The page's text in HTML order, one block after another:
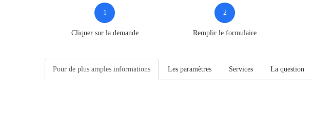
1
Cliquer sur la demande
2
Remplir le formulaire
Pour de plus amples informations Les paramètres Services La question